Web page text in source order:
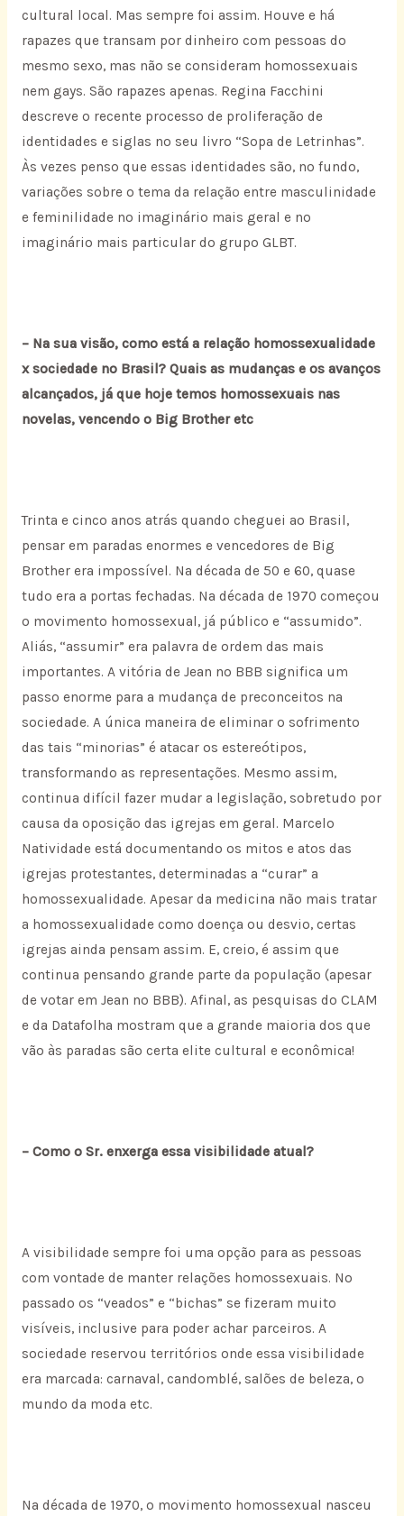
cultural local. Mas sempre foi assim. Houve e há
rapazes que transam por dinheiro com pessoas do
mesmo sexo, mas não se consideram homossexuais
nem gays. São rapazes apenas. Regina Facchini
descreve o recente processo de proliferação de
identidades e siglas no seu livro “Sopa de Letrinhas”.
Às vezes penso que essas identidades são, no fundo,
variações sobre o tema da relação entre masculinidade
e feminilidade no imaginário mais geral e no
imaginário mais particular do grupo GLBT.
– Na sua visão, como está a relação homossexualidade
x sociedade no Brasil? Quais as mudanças e os avanços
alcançados, já que hoje temos homossexuais nas
novelas, vencendo o Big Brother etc
Trinta e cinco anos atrás quando cheguei ao Brasil,
pensar em paradas enormes e vencedores de Big
Brother era impossível. Na década de 50 e 60, quase
tudo era a portas fechadas. Na década de 1970 começou
o movimento homossexual, já público e “assumido”.
Aliás, “assumir” era palavra de ordem das mais
importantes. A vitória de Jean no BBB significa um
passo enorme para a mudança de preconceitos na
sociedade. A única maneira de eliminar o sofrimento
das tais “minorias” é atacar os estereótipos,
transformando as representações. Mesmo assim,
continua difícil fazer mudar a legislação, sobretudo por
causa da oposição das igrejas em geral. Marcelo
Natividade está documentando os mitos e atos das
igrejas protestantes, determinadas a “curar” a
homossexualidade. Apesar da medicina não mais tratar
a homossexualidade como doença ou desvio, certas
igrejas ainda pensam assim. E, creio, é assim que
continua pensando grande parte da população (apesar
de votar em Jean no BBB). Afinal, as pesquisas do CLAM
e da Datafolha mostram que a grande maioria dos que
vão às paradas são certa elite cultural e econômica!
– Como o Sr. enxerga essa visibilidade atual?
A visibilidade sempre foi uma opção para as pessoas
com vontade de manter relações homossexuais. No
passado os “veados” e “bichas” se fizeram muito
visíveis, inclusive para poder achar parceiros. A
sociedade reservou territórios onde essa visibilidade
era marcada: carnaval, candomblé, salões de beleza, o
mundo da moda etc.
Na década de 1970, o movimento homossexual nasceu